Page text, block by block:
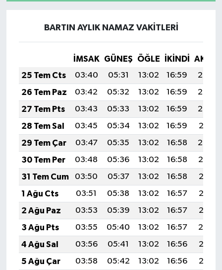
BARTIN AYLIK NAMAZ VAKITLERI
İMSAK GÜNEŞ ÖĞLE İKINDI
25 Tem Cts
03:40 05:31 13:02 16:59
20:23
26 Tem Paz
03:42 05:32 13:02 16:59
20:23
27 Tem Pts
03:43 05:33 13:02 16:59
20:22
28 Tem Sal
03:45 05:34 13:02 16:59
20:21
29 Tem Çar
03:47 05:35 13:02 16:58
20:20
30 Tem Per
03:48 05:36 13:02 16:58
20:19
31 Tem Cum
03:50 05:37 13:02 16:58
20:17
1 Ağu Cts
03:51 05:38 13:02 16:57
20:16
2 Ağu Paz
03:53 05:39 13:02 16:57
20:15
3 Ağu Pts
03:55 05:40 13:02 16:57
20:14
4 Ağu Sal
03:56 05:41 13:02 16:56
20:13
5 Ağu Çar
03:58 05:42 13:02 16:56
20:12